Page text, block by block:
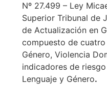
Nº 27.499 – Ley
Superior Tribunal de
de Actualización en
compuesto de
Género, Violencia
indicadores de
Lenguaje y Género.